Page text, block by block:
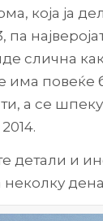
која ја
па
слична
има повеќе
а се
детали и
неколку